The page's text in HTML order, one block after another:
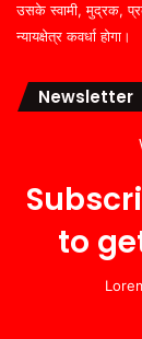
उसके स्वामी, मुद्रक,
न्यायक्षेत्र कवर्धा होगा।
Newsletter
to